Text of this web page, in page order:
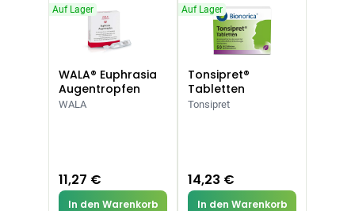
Kautabletten
7,69 €
ARZNEIMITTEL & GESUNDHEIT
Hametum
Hämorrhoidensalbe:
Bei Hämorrhoiden
12,04 € -7%
Auf Lager
WALA® Euphrasia
Augentropfen
WALA
11,27 €
In den Warenkorb
Auf Lager
Tonsipret®
Tabletten
Tonsipret
14,23 €
In den Warenkorb